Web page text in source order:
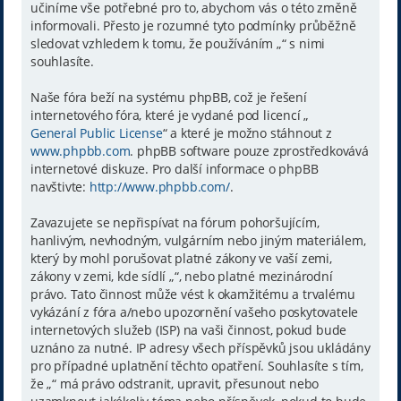
učiníme vše potřebné pro to, abychom vás o této změně
informovali. Přesto je rozumné tyto podmínky průběžně
sledovat vzhledem k tomu, že používáním „“ s nimi
souhlasíte.
Naše fóra beží na systému phpBB, což je řešení
internetového fóra, které je vydané pod licencí „
General Public License“ a které je možno stáhnout z
www.phpbb.com. phpBB software pouze zprostředkovává
internetové diskuze. Pro další informace o phpBB
navštivte: http://www.phpbb.com/.
Zavazujete se nepřispívat na fórum pohoršujícím,
hanlivým, nevhodným, vulgárním nebo jiným materiálem,
který by mohl porušovat platné zákony ve vaší zemi,
zákony v zemi, kde sídlí „“, nebo platné mezinárodní
právo. Tato činnost může vést k okamžitému a trvalému
vykázání z fóra a/nebo upozornění vašeho poskytovatele
internetových služeb (ISP) na vaši činnost, pokud bude
uznáno za nutné. IP adresy všech příspěvků jsou ukládány
pro případné uplatnění těchto opatření. Souhlasíte s tím,
že „“ má právo odstranit, upravit, přesunout nebo